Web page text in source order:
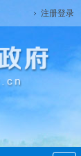
注册登录